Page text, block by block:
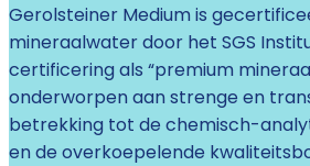
Gerolsteiner Medium is
mineraalwater door het SGS
certificering als “premium
onderworpen aan strenge en
betrekking tot de chemisch-
en de overkoepelende